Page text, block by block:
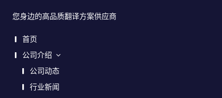
您身边的高品质翻译方案供应商
首页
公司介绍
公司动态
行业新闻